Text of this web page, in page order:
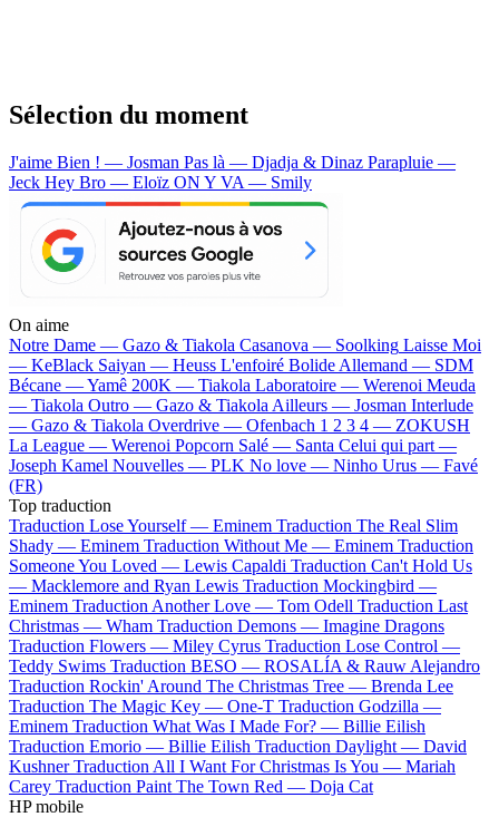
Sélection du moment
J'aime Bien ! — Josman Pas là — Djadja & Dinaz Parapluie —
Jeck Hey Bro — Eloïz ON Y VA — Smily
On aime
Notre Dame — Gazo & Tiakola Casanova — Soolking Laisse Moi
— KeBlack Saiyan — Heuss L'enfoiré Bolide Allemand — SDM
Bécane —Yamê 200K — Tiakola Laboratoire — Werenoi Meuda
— Tiakola Outro — Gazo & Tiakola Ailleurs — Josman Interlude
— Gazo & Tiakola Overdrive — Ofenbach 1 2 3 4 — ZOKUSH
La League — Werenoi Popcorn Salé — Santa Celui qui part —
Joseph Kamel Nouvelles — PLK No love — Ninho Urus — Favé
(FR)
Top traduction
Traduction Lose Yourself — Eminem Traduction The Real Slim
Shady — Eminem Traduction Without Me — Eminem Traduction
Someone You Loved — Lewis Capaldi Traduction Can't Hold Us
— Macklemore and Ryan Lewis Traduction Mockingbird —
Eminem Traduction Another Love — Tom Odell Traduction Last
Christmas — Wham Traduction Demons — Imagine Dragons
Traduction Flowers — Miley Cyrus Traduction Lose Control —
Teddy Swims Traduction BESO — ROSALÍA & Rauw Alejandro
Traduction Rockin' Around The Christmas Tree — Brenda Lee
Traduction The Magic Key — One-T Traduction Godzilla —
Eminem Traduction What Was I Made For? — Billie Eilish
Traduction Emorio — Billie Eilish Traduction Daylight — David
Kushner Traduction All I Want For Christmas Is You — Mariah
Carey Traduction Paint The Town Red — Doja Cat
HP mobile